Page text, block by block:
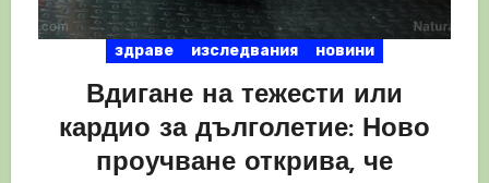
здраве изследвания новини
Вдигане на тежести или
кардио за дълголетие: Ново
проучване открива, че